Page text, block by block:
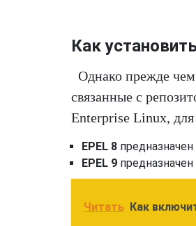
Как
Однако прежде
связанные с
Enterprise Linux, для
EPEL 8
EPEL 9
Читать Как